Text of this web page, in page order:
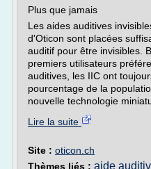
Plus que jamais
Les aides auditives
d'Oticon sont placées
auditif pour être invisibles.
premiers utilisateurs
auditives, les IIC ont
pourcentage de la
nouvelle technologie
Lire la suite
Site : oticon.ch
Thèmes liés : aide